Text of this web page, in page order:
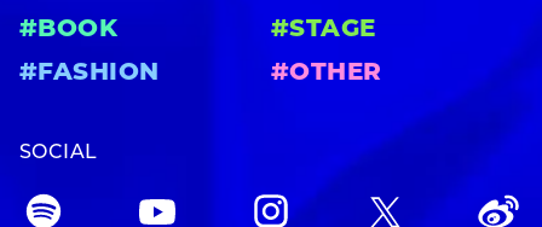
#BOOK
#STAGE
#FASHION
#OTHER
SOCIAL